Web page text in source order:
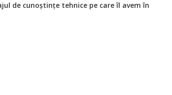
de cunoștințe tehnice pe care îl avem în